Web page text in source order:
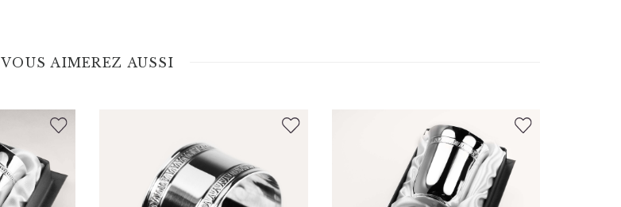
VOUS AIMEREZ AUSSI